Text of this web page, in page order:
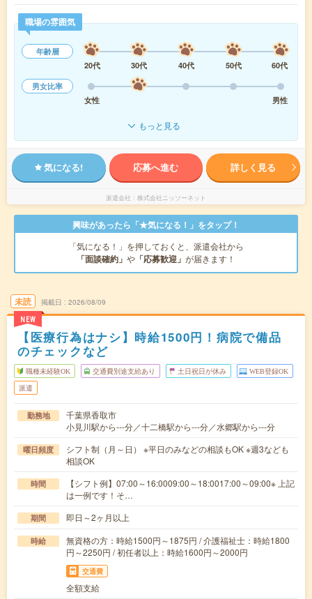
職場の雰囲気
年齢層
20代
30代 40代 50代
60代
男女比率
女性
男性
もっと見る
気になる! 応募へ進む 詳しく見る
派遣会社 株式会社ニッソーネット
興味があったら「★気になる！」をタップ！
「気になる！」を押しておくと、派遣会社から
「面談確約」 や 「応募歓迎」 が届きます！
未読
NEW
掲載日 2026/08/09
【医療行為はナシ】時給1500円！病院で備品
のチェックなど
職種未経験OK 交通費別途支給あり 土日祝日が休み WEB登録OK
派遣
勤務地
千葉県香取市
小見川駅から---分／十二橋駅から---分／水郷駅から---分
曜日頻度
シフト制（月～日） ※平日のみなどの相談もOK ※週3なども
相談OK
時間
【シフト例】07:00～16:0009:00～18:0017:00～09:00※ 上記
は一例です！そ…
期間 即日～2ヶ月以上
時給
無資格の方：時給1500円～1875円 / 介護福祉士：時給1800
円～2250円 / 初任者以上：時給1600円～2000円
交通費
全額支給